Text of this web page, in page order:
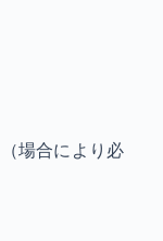
（場合により必